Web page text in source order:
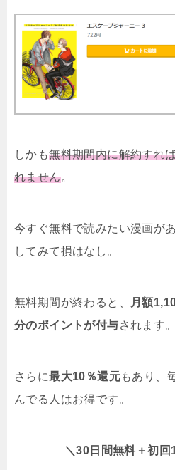
しかも無料期間内に解約すれ
れません。
今すぐ無料で読みたい漫画が
してみて損はなし。
無料期間が終わると、
月額
分のポイントが付与されます。
さらに最大10％還元もあり、
んでる人はお得です。
＼30日間無料＋初回